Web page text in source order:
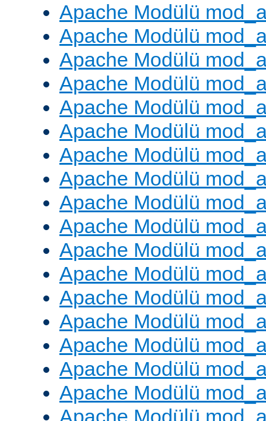
Apache Modülü
Apache Modülü
Apache Modülü
Apache Modülü
Apache Modülü
Apache Modülü
Apache Modülü
Apache Modülü
Apache Modülü
Apache Modülü
Apache Modülü
Apache Modülü
Apache Modülü
Apache Modülü
Apache Modülü
Apache Modülü
Apache Modülü
Apache Modülü